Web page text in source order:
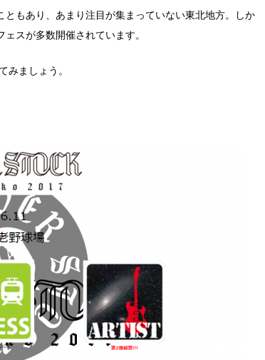
もあり、あまり注目が集まっていない東北地方。しか
スが多数開催されています。
みましょう。